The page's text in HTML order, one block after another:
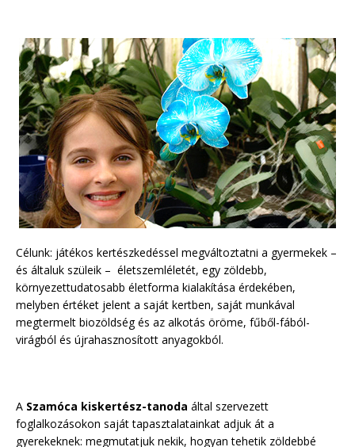
Célunk: játékos kertészkedéssel megváltoztatni a gyermekek –
és általuk szüleik – életszemléletét, egy zöldebb,
környezettudatosabb életforma kialakítása érdekében,
melyben értéket jelent a saját kertben, saját munkával
megtermelt biozöldség és az alkotás öröme, fűből-fából-
virágból és újrahasznosított anyagokból.
A Szamóca kiskertész-tanoda által szervezett
foglalkozásokon saját tapasztalatainkat adjuk át a
gyerekeknek: megmutatjuk nekik, hogyan tehetik zöldebbé